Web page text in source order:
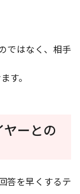
ではなく、相手
す。
ーとの
答を早くするテ